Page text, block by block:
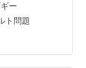
が結束し始め
って デモをし
しの心は日々
ないようです
ー
ト問題